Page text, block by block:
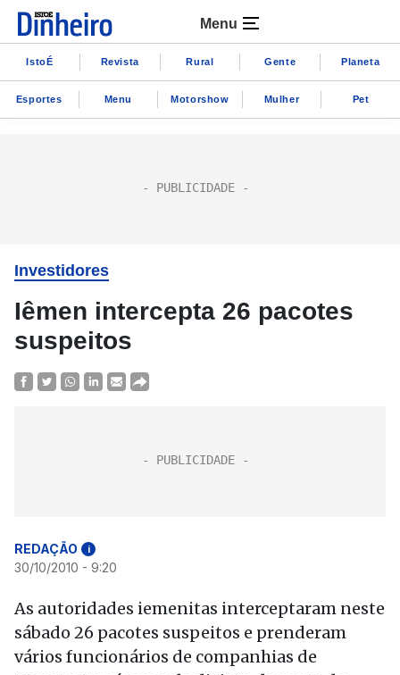
Menu
IstoÉ Revista Rural Gente Planeta
Esportes Menu Motorshow Mulher Pet
Investidores
Iêmen intercepta 26 pacotes
suspeitos
REDAÇÃO i
30/10/2010 - 9:20
As autoridades iemenitas interceptaram neste
sábado 26 pacotes suspeitos e prenderam
vários funcionários de companhias de